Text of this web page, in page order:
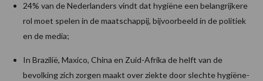
24% van de Nederlanders vindt dat hygiëne een belangrijkere
rol moet spelen in de maatschappij, bijvoorbeeld in de politiek
en de media;
In Brazilië, Maxico, China en Zuid-Afrika de helft van de
bevolking zich zorgen maakt over ziekte door slechte hygiëne-